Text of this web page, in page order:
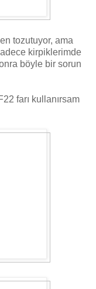
tozutuyor, ama
kirpiklerimde
böyle bir sorun
farı kullanırsam